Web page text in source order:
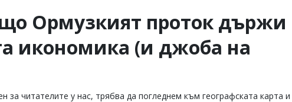
Ормузкият проток държи
икономика (и джоба на
читателите у нас, трябва да погледнем към географската карта и